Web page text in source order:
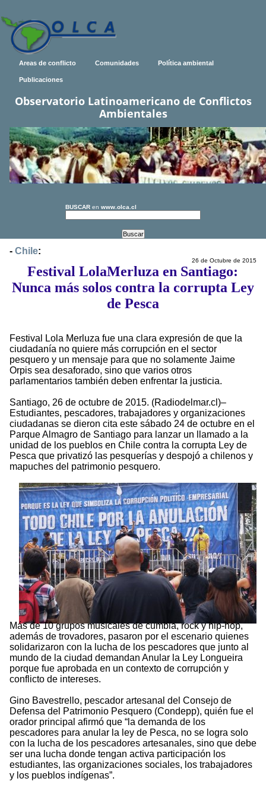
Areas de conflicto Comunidades Política ambiental
Publicaciones
Observatorio Latinoamericano de Conflictos
Ambientales
BUSCAR en www.olca.cl
- Chile:
26 de Octubre de 2015
Festival LolaMerluza en Santiago:
Nunca más solos contra la corrupta Ley
de Pesca
Festival Lola Merluza fue una clara expresión de que la
ciudadanía no quiere más corrupción en el sector
pesquero y un mensaje para que no solamente Jaime
Orpis sea desaforado, sino que varios otros
parlamentarios también deben enfrentar la justicia.
Santiago, 26 de octubre de 2015. (Radiodelmar.cl)–
Estudiantes, pescadores, trabajadores y organizaciones
ciudadanas se dieron cita este sábado 24 de octubre en el
Parque Almagro de Santiago para lanzar un llamado a la
unidad de los pueblos en Chile contra la corrupta Ley de
Pesca que privatizó las pesquerías y despojó a chilenos y
mapuches del patrimonio pesquero.
Más de 10 grupos musicales de cumbia, rock y hip-hop,
además de trovadores, pasaron por el escenario quienes
solidarizaron con la lucha de los pescadores que junto al
mundo de la ciudad demandan Anular la Ley Longueira
porque fue aprobada en un contexto de corrupción y
conflicto de intereses.
Gino Bavestrello, pescador artesanal del Consejo de
Defensa del Patrimonio Pesquero (Condepp), quién fue el
orador principal afirmó que “la demanda de los
pescadores para anular la ley de Pesca, no se logra solo
con la lucha de los pescadores artesanales, sino que debe
ser una lucha donde tengan activa participación los
estudiantes, las organizaciones sociales, los trabajadores
y los pueblos indígenas”.